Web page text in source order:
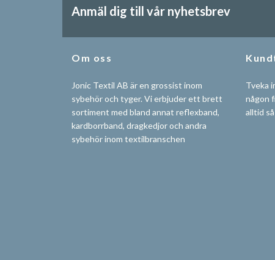
Anmäl dig till vår nyhetsbrev
Om oss
Jonic Textil AB är en grossist inom
sybehör och tyger. Vi erbjuder ett brett
sortiment med bland annat reflexband,
kardborrband, dragkedjor och andra
sybehör inom textilbranschen
Tveka
någon
alltid